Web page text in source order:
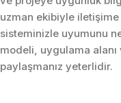
uzman ekibiyle
sisteminizle uyumunu
modeli, uygulama
paylaşmanız yeterlidir.